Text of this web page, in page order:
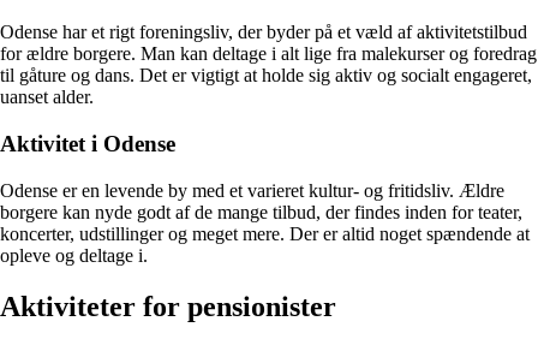
Odense har et rigt foreningsliv, der byder på et væld af aktivitetstilbud
for ældre borgere. Man kan deltage i alt lige fra malekurser og foredrag
til gåture og dans. Det er vigtigt at holde sig aktiv og socialt engageret,
uanset alder.
Aktivitet i Odense
Odense er en levende by med et varieret kultur- og fritidsliv. Ældre
borgere kan nyde godt af de mange tilbud, der findes inden for teater,
koncerter, udstillinger og meget mere. Der er altid noget spændende at
opleve og deltage i.
Aktiviteter for pensionister